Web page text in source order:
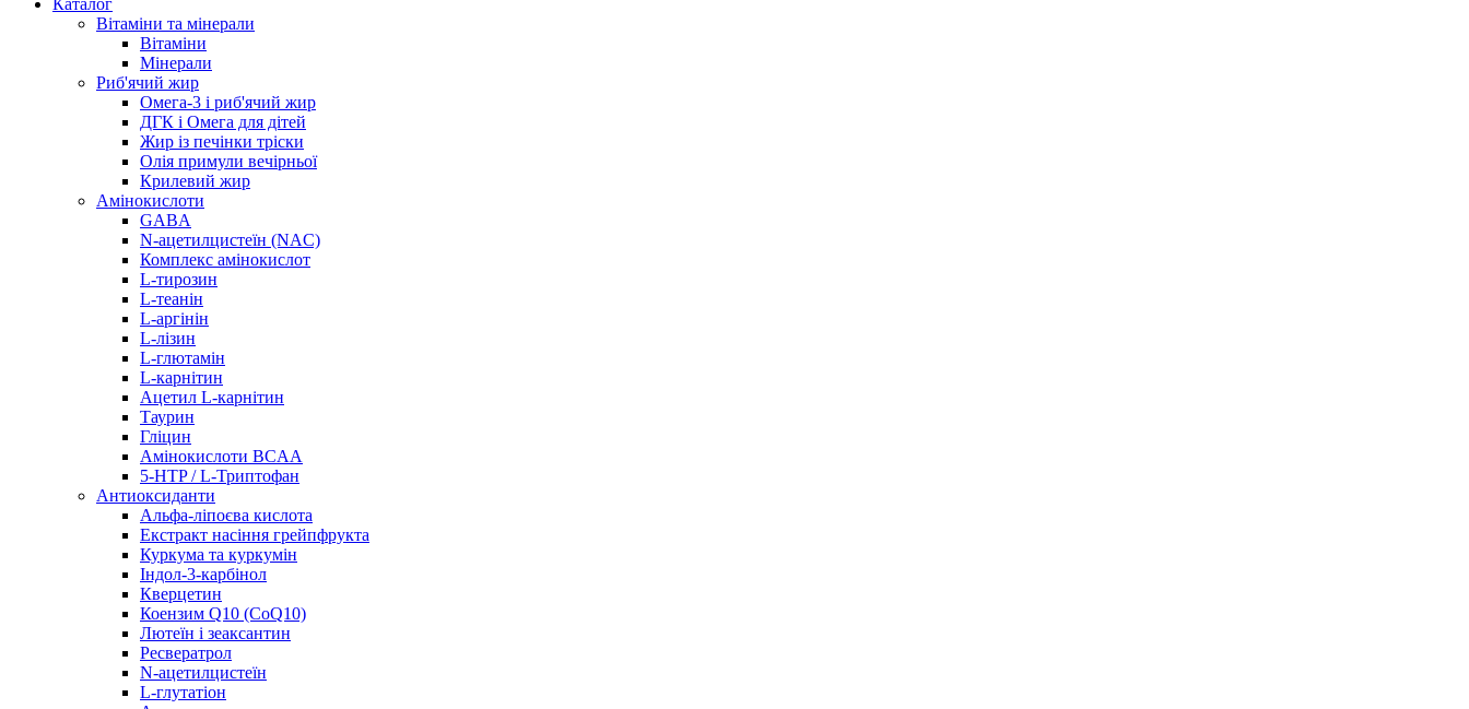
Каталог
Вітаміни та мінерали
Вітаміни
Мінерали
Риб'ячий жир
Омега-3 і риб'ячий жир
ДГК і Омега для дітей
Жир із печінки тріски
Олія примули вечірньої
Крилевий жир
Амінокислоти
GABA
N-ацетилцистеїн (NAC)
Комплекс амінокислот
L-тирозин
L-теанін
L-аргінін
L-лізин
L-глютамін
L-карнітин
Ацетил L-карнітин
Таурин
Гліцин
Амінокислоти BCAA
5-HTP / L-Триптофан
Антиоксиданти
Альфа-ліпоєва кислота
Екстракт насіння грейпфрукта
Куркума та куркумін
Індол-3-карбінол
Кверцетин
Коензим Q10 (CoQ10)
Лютеїн і зеаксантин
Ресвератрол
N-ацетилцистеїн
L-глутатіон